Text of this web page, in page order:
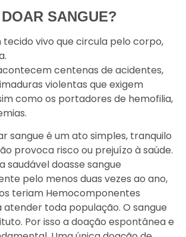
SANGUE?
tecido vivo que circula pelo corpo,
centenas de acidentes,
violentas que exigem
como os portadores de hemofilia,
sangue é um ato simples, tranquilo
provoca risco ou prejuízo à saúde.
saudável doasse sangue
pelo menos duas vezes ao ano,
teriam Hemocomponentes
toda população. O sangue
Por isso a doação espontânea e